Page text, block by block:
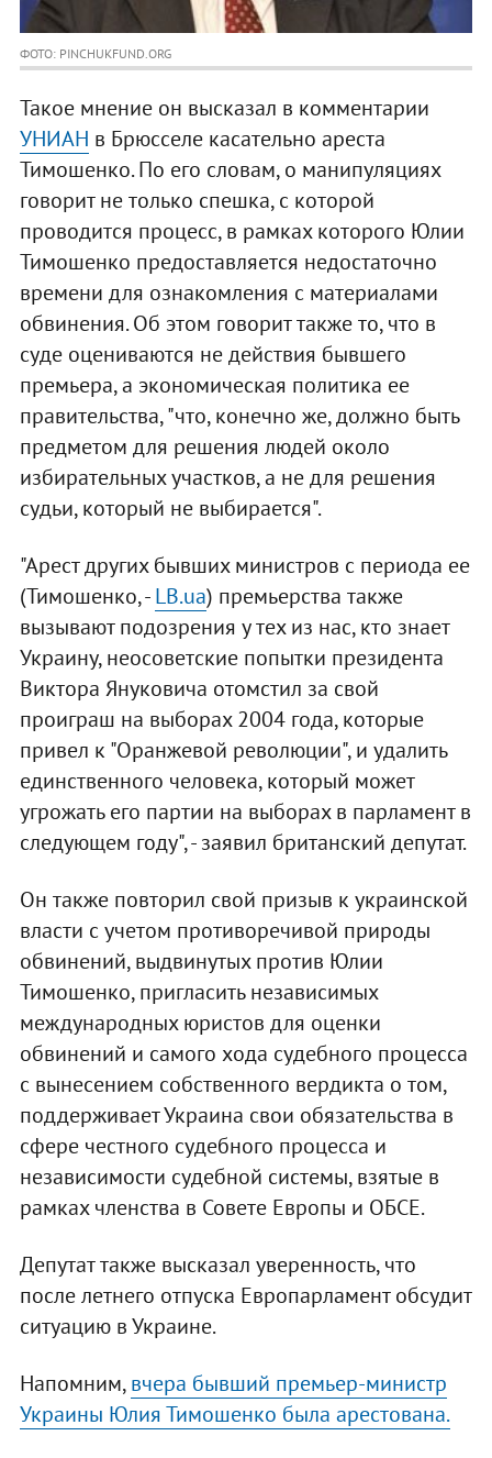
ФОТО: PINCHUKFUND.ORG
Такое мнение он высказал в комментарии
УНИАН в Брюсселе касательно ареста
Тимошенко. По его словам, о манипуляциях
говорит не только спешка, с которой
проводится процесс, в рамках которого Юлии
Тимошенко предоставляется недостаточно
времени для ознакомления с материалами
обвинения. Об этом говорит также то, что в
суде оцениваются не действия бывшего
премьера, а экономическая политика ее
правительства, "что, конечно же, должно быть
предметом для решения людей около
избирательных участков, а не для решения
судьи, который не выбирается".
"Арест других бывших министров с периода ее
(Тимошенко, -LB.ua) премьерства также
вызывают подозрения у тех из нас, кто знает
Украину, неосоветские попытки президента
Виктора Януковича отомстил за свой
проиграш на выборах 2004 года, которые
привел к "Оранжевой революции", и удалить
единственного человека, который может
угрожать его партии на выборах в парламент в
следующем году", - заявил британский депутат.
Он также повторил свой призыв к украинской
власти с учетом противоречивой природы
обвинений, выдвинутых против Юлии
Тимошенко, пригласить независимых
международных юристов для оценки
обвинений и самого хода судебного процесса
с вынесением собственного вердикта о том,
поддерживает Украина свои обязательства в
сфере честного судебного процесса и
независимости судебной системы, взятые в
рамках членства в Совете Европы и ОБСЕ.
Депутат также высказал уверенность, что
после летнего отпуска Европарламент обсудит
ситуацию в Украине.
Напомним,вчера бывший премьер-министр
Украины Юлия Тимошенко была арестована.